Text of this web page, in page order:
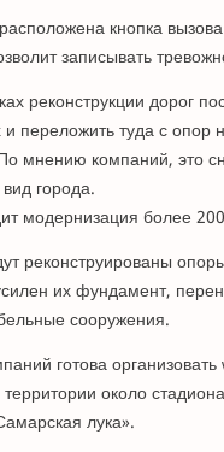
кнопка
записывать
реконструкции дорог
переложить туда с опор
мнению компаний, это
города.
модернизация более
реконструированы
их фундамент,
сооружения.
готова
около
лука».